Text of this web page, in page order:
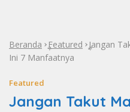
Beranda »Featured »Jangan
Ini 7 Manfaatnya
Featured
Jangan Takut